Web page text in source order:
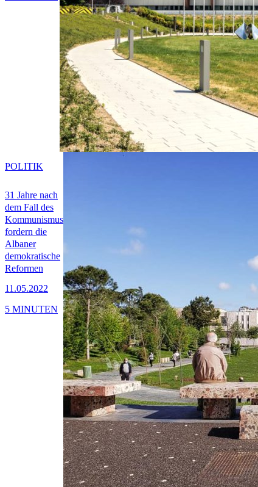
31 Jahre nach
dem Fall des
Kommunismus
fordern die
Albaner
demokratische
Reformen
11.05.2022
POLITIK
5 MINUTEN